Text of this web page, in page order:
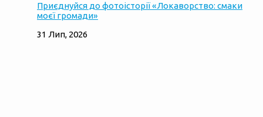
Приєднуйся до фотоісторії «Локаворство: смаки
моєї громади»
31 Лип, 2026